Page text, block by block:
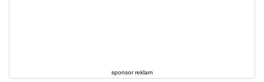
sponsor reklam